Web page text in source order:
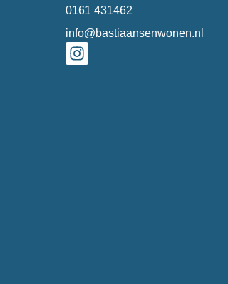
0161 431462
info@bastiaansenwonen.nl